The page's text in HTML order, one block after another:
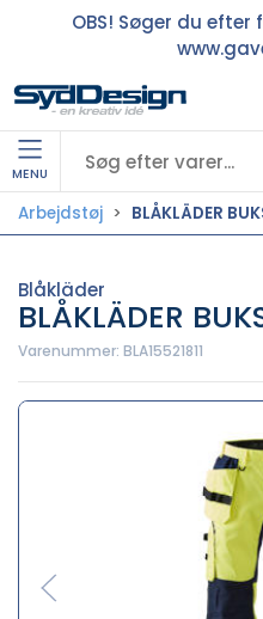
OBS! Søger du
MENU
Arbejdstøj BLÅKLÄDER
Blåkläder
BLÅKLÄDER
Varenummer: BLA15521811